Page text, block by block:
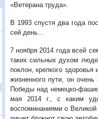
«Ветерана труда».
В 1993 спустя два года
сей день…
7 ноября 2014 года всей
таких сильных духом
поклон, крепкого
жизненного пути, он
Победы над немецко-
мая 2014 г., с каким
воспоминаниями о